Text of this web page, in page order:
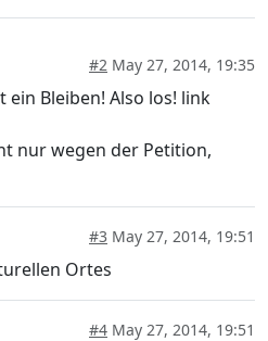
#2 May 27, 2014, 19:35
ein Bleiben! Also los! link
nur wegen der Petition,
#3 May 27, 2014, 19:51
Ortes
#4 May 27, 2014, 19:51